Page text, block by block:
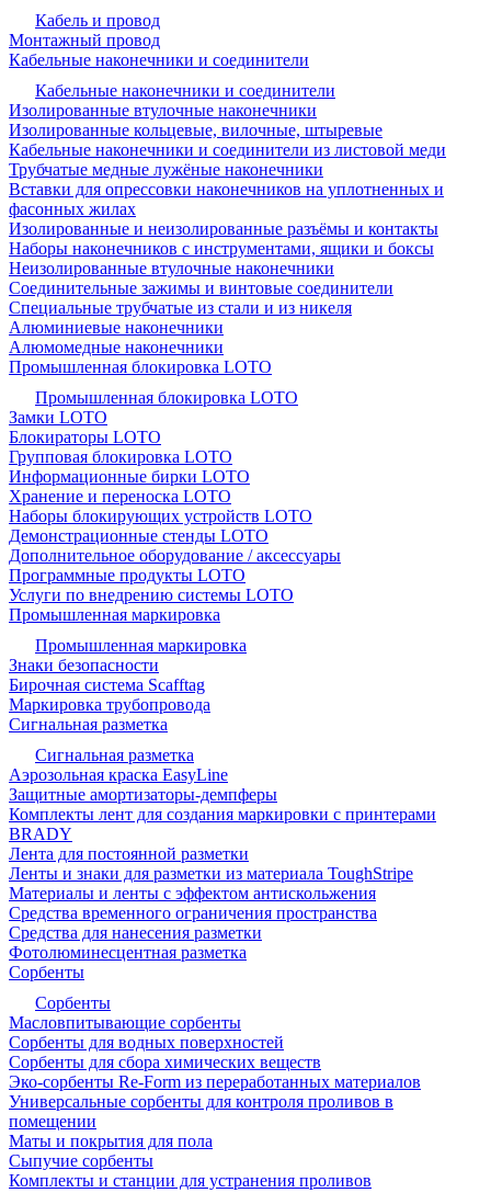
Кабель и провод
Монтажный провод
Кабельные наконечники и соединители
Кабельные наконечники и соединители
Изолированные втулочные наконечники
Изолированные кольцевые, вилочные, штыревые
Кабельные наконечники и соединители из листовой меди
Трубчатые медные лужёные наконечники
Вставки для опрессовки наконечников на уплотненных и
фасонных жилах
Изолированные и неизолированные разъёмы и контакты
Наборы наконечников с инструментами, ящики и боксы
Неизолированные втулочные наконечники
Соединительные зажимы и винтовые соединители
Специальные трубчатые из стали и из никеля
Алюминиевые наконечники
Алюмомедные наконечники
Промышленная блокировка LOTO
Промышленная блокировка LOTO
Замки LOTO
Блокираторы LOTO
Групповая блокировка LOTO
Информационные бирки LOTO
Хранение и переноска LOTO
Наборы блокирующих устройств LOTO
Демонстрационные стенды LOTO
Дополнительное оборудование / аксессуары
Программные продукты LOTO
Услуги по внедрению системы LOTO
Промышленная маркировка
Промышленная маркировка
Знаки безопасности
Бирочная система Scafftag
Маркировка трубопровода
Сигнальная разметка
Сигнальная разметка
Аэрозольная краска EasyLine
Защитные амортизаторы-демпферы
Комплекты лент для создания маркировки с принтерами
BRADY
Лента для постоянной разметки
Ленты и знаки для разметки из материала ToughStripe
Материалы и ленты с эффектом антискольжения
Средства временного ограничения пространства
Средства для нанесения разметки
Фотолюминесцентная разметка
Сорбенты
Сорбенты
Масловпитывающие сорбенты
Сорбенты для водных поверхностей
Сорбенты для сбора химических веществ
Эко-сорбенты Re-Form из переработанных материалов
Универсальные сорбенты для контроля проливов в
помещении
Маты и покрытия для пола
Сыпучие сорбенты
Комплекты и станции для устранения проливов